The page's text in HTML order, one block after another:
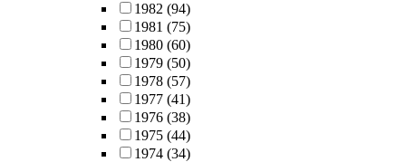
1982 (94)
1981 (75)
1980 (60)
1979 (50)
1978 (57)
1977 (41)
1976 (38)
1975 (44)
1974 (34)